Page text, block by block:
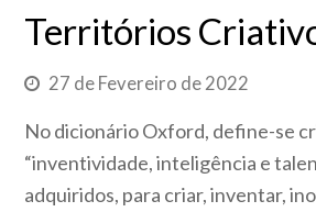
Territórios
27 de Fevereiro de 2022
No dicionário Oxford, define-se
“inventividade, inteligência e
adquiridos, para criar, inventar,